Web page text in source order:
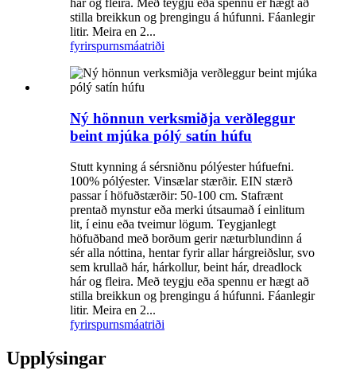
hár og fleira. Með teygju eða spennu er hægt að
stilla breikkun og þrengingu á húfunni. Fáanlegir
litir. Meira en 2...
fyrirspurnsmáatriði
Ný hönnun verksmiðja verðleggur
beint mjúka pólý satín húfu
Stutt kynning á sérsniðnu pólýester húfuefni.
100% pólýester. Vinsælar stærðir. EIN stærð
passar í höfuðstærðir: 50-100 cm. Stafrænt
prentað mynstur eða merki útsaumað í einlitum
lit, í einu eða tveimur lögum. Teygjanlegt
höfuðband með borðum gerir næturblundinn á
sér alla nóttina, hentar fyrir allar hárgreiðslur, svo
sem krullað hár, hárkollur, beint hár, dreadlock
hár og fleira. Með teygju eða spennu er hægt að
stilla breikkun og þrengingu á húfunni. Fáanlegir
litir. Meira en 2...
fyrirspurnsmáatriði
Upplýsingar